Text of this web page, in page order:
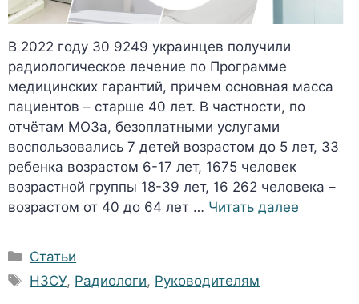
В 2022 году 30 9249 украинцев получили
радиологическое лечение по Программе
медицинских гарантий, причем основная масса
пациентов – старше 40 лет. В частности, по
отчётам МОЗа, безоплатными услугами
воспользовались 7 детей возрастом до 5 лет, 33
ребенка возрастом 6-17 лет, 1675 человек
возрастной группы 18-39 лет, 16 262 человека –
возрастом от 40 до 64 лет … Читать далее
Рубрики
Статьи
Метки
НЗСУ, Радиологи, Руководителям